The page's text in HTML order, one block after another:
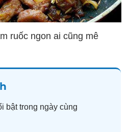
ruốc ngon ai cũng mê
bật trong ngày cùng